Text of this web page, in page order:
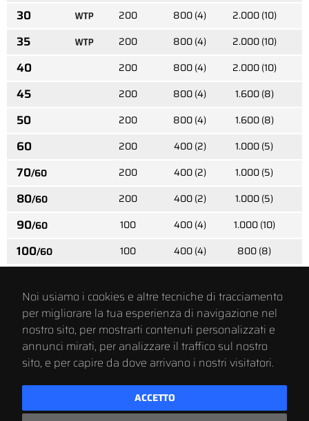
Noi usiamo i cookies e altre tecniche di tracciamento
per migliorare la tua esperienza di navigazione nel
nostro sito, per mostrarti contenuti personalizzati e
annunci mirati, per analizzare il traffico sul nostro
sito, e per capire da dove arrivano i nostri visitatori.
ACCETTO
30 200 800 (4) 2.000 (10)
35 200 800 (4) 2.000 (10)
40 200 800 (4) 2.000 (10)
45 200 800 (4) 1.600 (8)
50 200 800 (4) 1.600 (8)
60 200 400 (2) 1.000 (5)
70/60 200 400 (2) 1.000 (5)
80/60 200 400 (2) 1.000 (5)
90/60 100 400 (4) 1.000 (10)
100/60 100 400 (4) 800 (8)
120/60 100 200 (2) 500 (5)
130/60 100 200 (2) 500 (5)
140 100 200 (2) 500 (5)
150/60 100 200 (2) 500 (5)
160/60 100 200 (2) 500 (5)